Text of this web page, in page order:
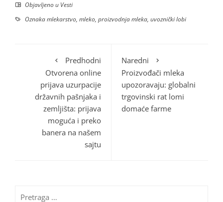
Objavljeno u Vesti
Oznakamlekarstvo, mleko, proizvodnja mleka, uvoznički lobi
Predhodni
Otvorena online
prijava uzurpacije
državnih pašnjaka i
zemljišta: prijava
moguća i preko
banera na našem
sajtu
Naredni
Proizvođači mleka
upozoravaju: globalni
trgovinski rat lomi
domaće farme